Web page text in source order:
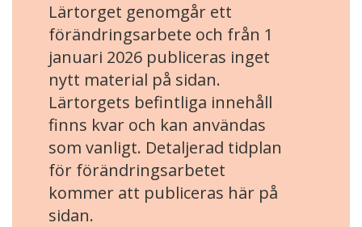
Lärtorget genomgår ett
förändringsarbete och från 1
januari 2026 publiceras inget
nytt material på sidan.
Lärtorgets befintliga innehåll
finns kvar och kan användas
som vanligt. Detaljerad tidplan
för förändringsarbetet
kommer att publiceras här på
sidan.